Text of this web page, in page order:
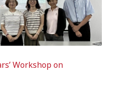
Workshop on